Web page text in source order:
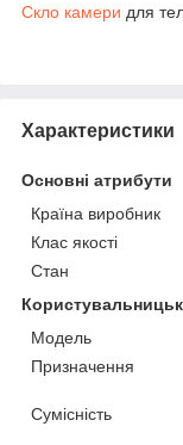
Скло камери для
Характеристики
Основні атрибути
Країна виробник
Клас якості
Стан
Мoдель
Призначення
Сумісність